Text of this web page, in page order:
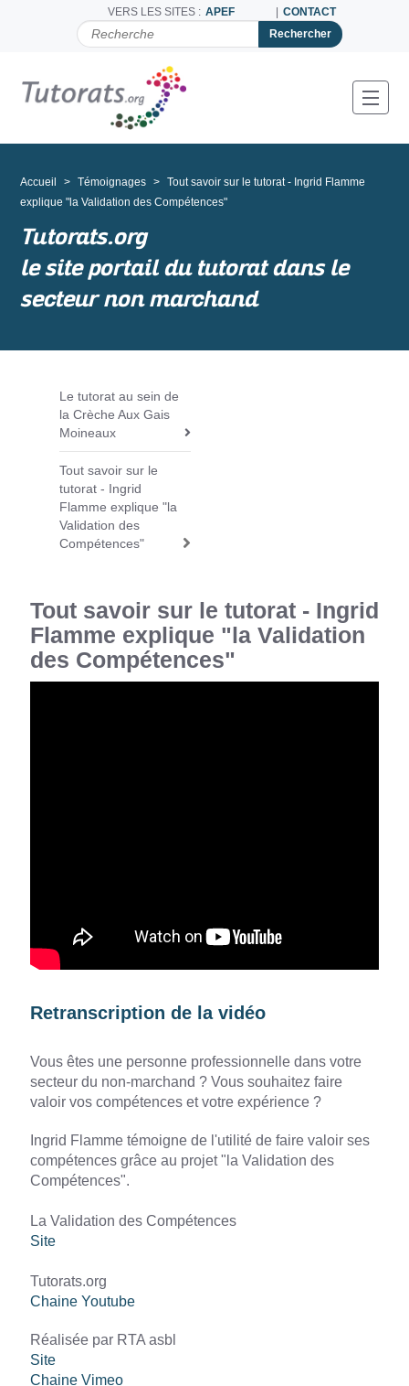
VERS LES SITES : APEF CONTACT
C
R
C
A
R
Accueil Témoignages
Tout savoir sur le tutorat - Ingrid Flamme
explique "la Validation des Compétences"
Tutorats.org
le site portail du tutorat dans le
secteur non marchand
N
a
i
g
a
t
n
Le tutorat au sein de
la Crèche Aux Gais
Moineaux
Tout savoir sur le
tutorat - Ingrid
Flamme explique "la
Validation des
Compétences"
Tout savoir sur le tutorat - Ingrid
Flamme explique "la Validation
des Compétences"
Retranscription de la vidéo
Vous êtes une personne professionnelle dans votre
secteur du non-marchand ? Vous souhaitez faire
valoir vos compétences et votre expérience ?
Ingrid Flamme témoigne de l'utilité de faire valoir ses
compétences grâce au projet "la Validation des
Compétences".
La Validation des Compétences
Site
Tutorats.org
Chaine Youtube
Réalisée par RTA asbl
Site
Chaine Vimeo